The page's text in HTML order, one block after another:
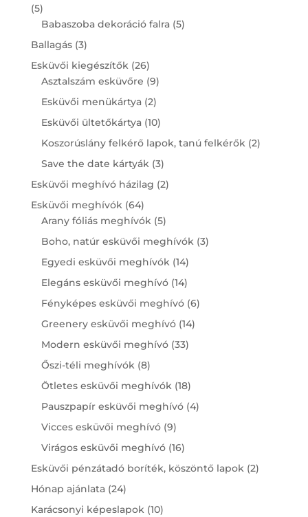
55
products
Babaszoba dekoráció falra 55
Ballagás 33
products
Esküvői kiegészítők 2626
products
Asztalszám esküvőre 99
products
Esküvői menükártya 22
products
Esküvői ültetőkártya 1010
products
Koszorúslány felkérő lapok, tanú felkérők 22
Save the date kártyák 33
products
Esküvői meghívó házilag 22
Esküvői meghívók 6464
products
Arany fóliás meghívók 55
products
Boho, natúr esküvői meghívók 33
Egyedi esküvői meghívók 1414
products
Elegáns esküvői meghívó 1414
products
Fényképes esküvői meghívó 66
Greenery esküvői meghívó 1414
Modern esküvői meghívó 3333
Őszi-téli meghívók 88
products
Ötletes esküvői meghívók 1818
products
Pauszpapír esküvői meghívó 44
Vicces esküvői meghívó 99
products
Virágos esküvői meghívó 1616
products
Esküvői pénzátadó boríték, köszöntő lapok 22
Hónap ajánlata 2424
products
Karácsonyi képeslapok 1010